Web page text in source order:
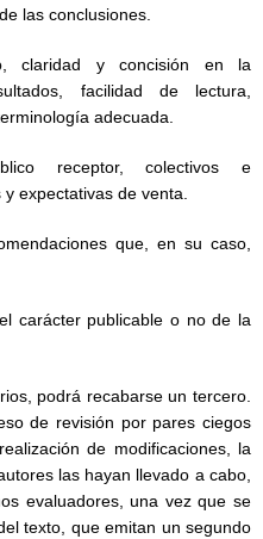
las conclusiones.
claridad y concisión en la
facilidad de lectura,
adecuada.
receptor, colectivos e
expectativas de venta.
que, en su caso,
carácter publicable o no de la
podrá recabarse un tercero.
de revisión por pares ciegos
de modificaciones, la
las hayan llevado a cabo,
evaluadores, una vez que se
texto, que emitan un segundo